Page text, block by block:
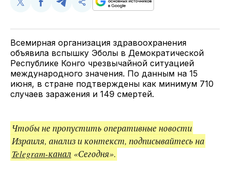
Поделиться
Twitter
Поделиться
Facebook
Поделиться
Telegram
Скопируйте
поделитесь
Всемирная организация здравоохранения
объявила вспышку Эболы в Демократической
Республике Конго чрезвычайной ситуацией
международного значения. По данным на 15
июня, в стране подтверждены как минимум 710
случаев заражения и 149 смертей.
Чтобы не пропустить оперативные новости
Израиля, анализ и контекст, подписывайтесь на
Telegram-канал «Сегодня».